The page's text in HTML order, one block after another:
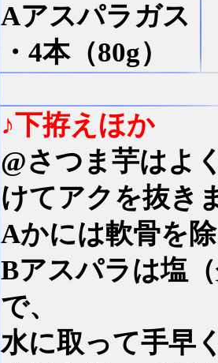
Aアスパラガス
・4本（80g）
♪下拵えほか
@さつま芋はよ
けてアクを抜き
Aかには軟骨を
Bアスパラは塩
で、
水に取って手早